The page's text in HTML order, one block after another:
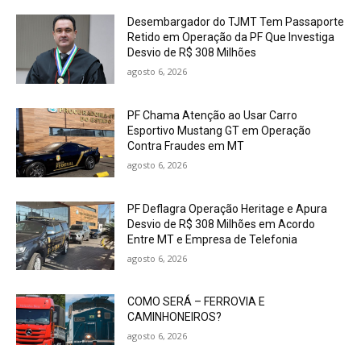
Desembargador do TJMT Tem Passaporte
Retido em Operação da PF Que Investiga
Desvio de R$ 308 Milhões
agosto 6, 2026
PF Chama Atenção ao Usar Carro
Esportivo Mustang GT em Operação
Contra Fraudes em MT
agosto 6, 2026
PF Deflagra Operação Heritage e Apura
Desvio de R$ 308 Milhões em Acordo
Entre MT e Empresa de Telefonia
agosto 6, 2026
COMO SERÁ – FERROVIA E
CAMINHONEIROS?
agosto 6, 2026